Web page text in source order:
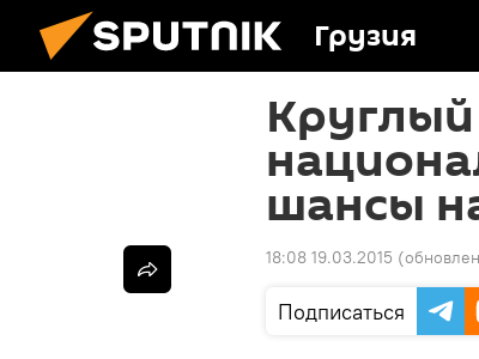
Грузия
шансы
18:08 19.03.2015
Подписаться